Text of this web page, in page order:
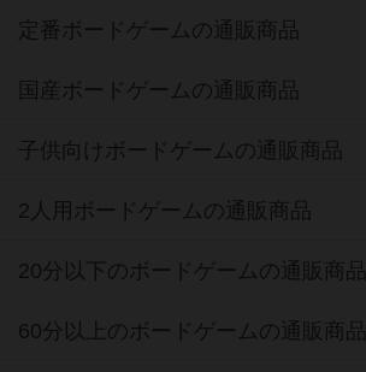
定番ボードゲームの通販商品
国産ボードゲームの通販商品
子供向けボードゲームの通販商品
2人用ボードゲームの通販商品
20分以下のボードゲームの通販商品
60分以上のボードゲームの通販商品